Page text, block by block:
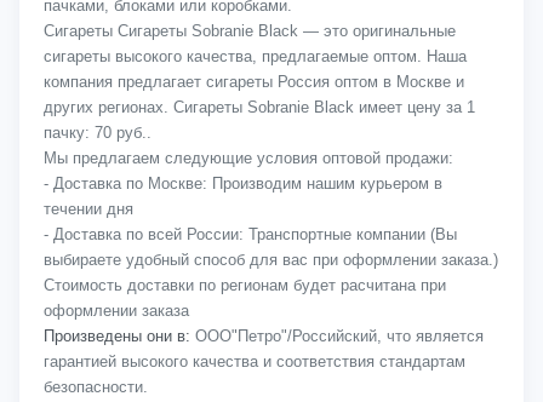
пачками, блоками или коробками.
Сигареты Сигареты Sobranie Black — это оригинальные
сигареты высокого качества, предлагаемые оптом. Наша
компания предлагает сигареты Россия оптом в Москве и
других регионах. Сигареты Sobranie Black имеет цену за 1
пачку: 70 руб..
Мы предлагаем следующие условия оптовой продажи:
- Доставка по Москве: Производим нашим курьером в
течении дня
- Доставка по всей России: Транспортные компании (Вы
выбираете удобный способ для вас при оформлении заказа.)
Стоимость доставки по регионам будет расчитана при
оформлении заказа
Произведены они в: ООО"Петро"/Российский, что является
гарантией высокого качества и соответствия стандартам
безопасности.